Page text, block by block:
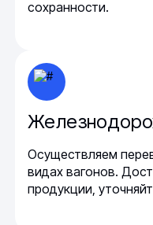
сохранности.
Осуществляем
видах вагонов.
продукции,